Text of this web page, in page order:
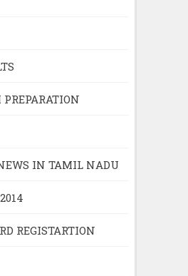
IN TAMIL NADU
REGISTARTION